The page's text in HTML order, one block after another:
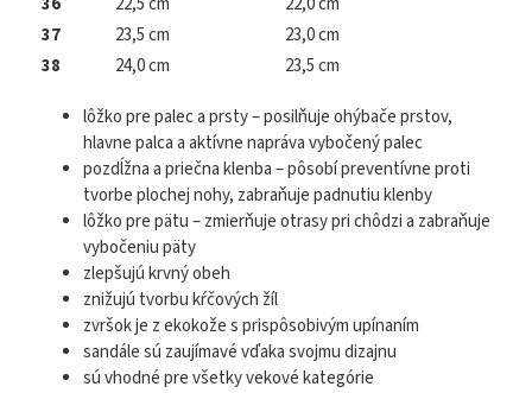
37
23,5 cm
23,0 cm
38
24,0 cm 23,5 cm
lôžko pre palec a prsty – posilňuje ohýbače prstov,
hlavne palca a aktívne napráva vybočený palec
pozdĺžna a priečna klenba – pôsobí preventívne proti
tvorbe plochej nohy, zabraňuje padnutiu klenby
lôžko pre pätu – zmierňuje otrasy pri chôdzi a zabraňuje
vybočeniu päty
zlepšujú krvný obeh
znižujú tvorbu kŕčových žíl
zvršok je z ekokože s prispôsobivým upínaním
sandále sú zaujímavé vďaka svojmu dizajnu
sú vhodné pre všetky vekové kategórie